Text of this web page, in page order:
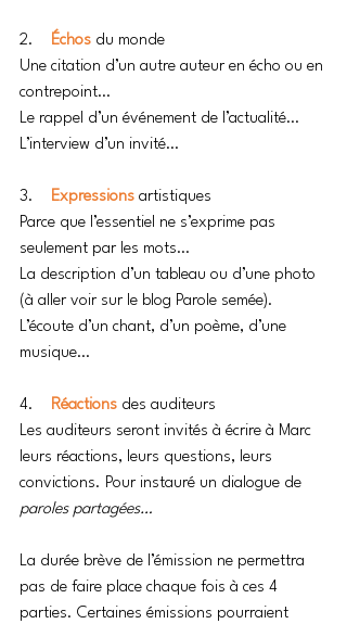
2. Échos du monde
Une citation d’un autre auteur en écho ou en
contrepoint…
Le rappel d’un événement de l’actualité…
L’interview d’un invité…
3. Expressions artistiques
Parce que l’essentiel ne s’exprime pas
seulement par les mots…
La description d’un tableau ou d’une photo
(à aller voir sur le blog Parole semée).
L’écoute d’un chant, d’un poème, d’une
musique…
4. Réactions des auditeurs
Les auditeurs seront invités à écrire à Marc
leurs réactions, leurs questions, leurs
convictions. Pour instauré un dialogue de
paroles partagées…
La durée brève de l’émission ne permettra
pas de faire place chaque fois à ces 4
parties. Certaines émissions pourraient